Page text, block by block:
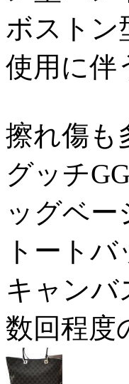
ボスト
使用に伴
擦れ傷も
グッチ
ッグベー
トー
キャンバ
数回程度